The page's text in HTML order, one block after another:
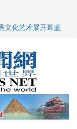
文化艺术展开幕盛
层 卡尼：谈判事
典礼多伦多举行
分享竞选理念